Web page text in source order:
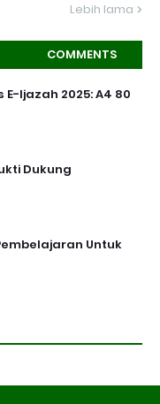
Lebih lama
COMMENTS
Ijazah 2025: A4 80
Dukung
Untuk